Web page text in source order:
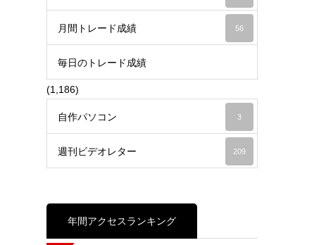
月間トレード成績 56
毎日のトレード成績
(1,186)
自作パソコン 3
週刊ビデオレター 209
年間アクセスランキング